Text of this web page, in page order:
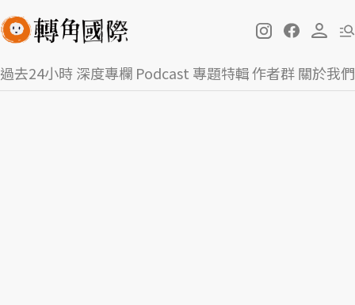
過去24小時深度專欄 Podcast 專題特輯作者群關於我們